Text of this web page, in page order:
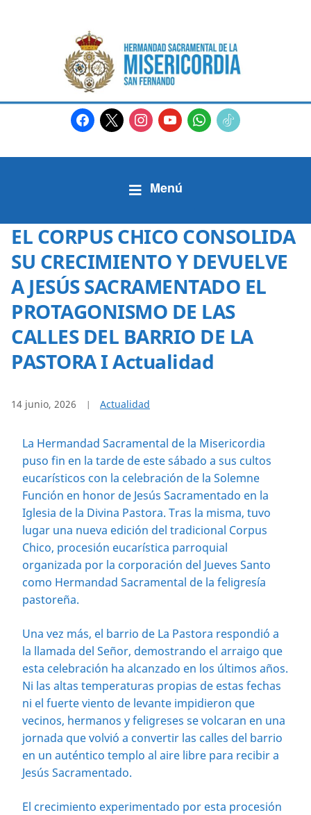
facebook
x instagram
youtubewhatsapp
tiktok2
EL CORPUS CHICO CONSOLIDA
SU CRECIMIENTO Y DEVUELVE
A JESÚS SACRAMENTADO EL
PROTAGONISMO DE LAS
CALLES DEL BARRIO DE LA
PASTORA I Actualidad
14 junio, 2026 Actualidad
La Hermandad Sacramental de la Misericordia
puso fin en la tarde de este sábado a sus cultos
eucarísticos con la celebración de la Solemne
Función en honor de Jesús Sacramentado en la
Iglesia de la Divina Pastora. Tras la misma, tuvo
lugar una nueva edición del tradicional Corpus
Chico, procesión eucarística parroquial
organizada por la corporación del Jueves Santo
como Hermandad Sacramental de la feligresía
pastoreña.
Una vez más, el barrio de La Pastora respondió a
la llamada del Señor, demostrando el arraigo que
esta celebración ha alcanzado en los últimos años.
Ni las altas temperaturas propias de estas fechas
ni el fuerte viento de levante impidieron que
vecinos, hermanos y feligreses se volcaran en una
jornada que volvió a convertir las calles del barrio
en un auténtico templo al aire libre para recibir a
Jesús Sacramentado.
El crecimiento experimentado por esta procesión